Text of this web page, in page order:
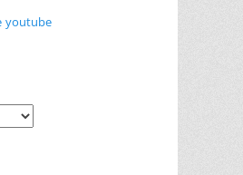
youtube